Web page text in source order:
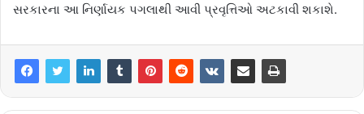
સરકારના આ નિર્ણાયક પગલાથી આવી પ્રવૃત્તિઓ અટકાવી શકાશે.